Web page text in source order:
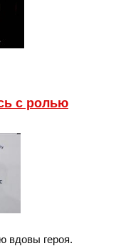
с ролью
вдовы героя.